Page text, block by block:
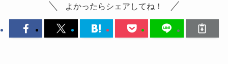
よかったらシェアしてね！